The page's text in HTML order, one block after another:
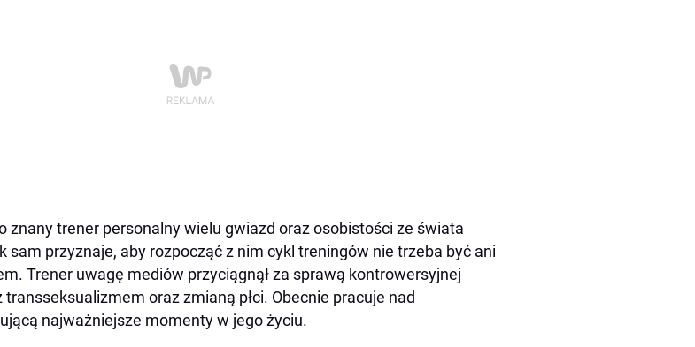
znany trener personalny wielu gwiazd oraz osobistości ze świata
sam przyznaje, aby rozpocząć z nim cykl treningów nie trzeba być ani
Trener uwagę mediów przyciągnął za sprawą kontrowersyjnej
oraz zmianą płci. Obecnie pracuje nad
najważniejsze momenty w jego życiu.